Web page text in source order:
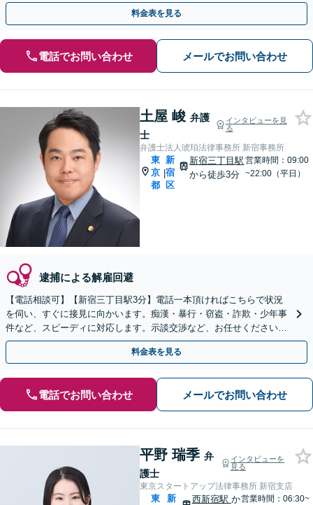
トします。【加害者側の相談専門】
料金表を見る
電話でお問い合わせ メールでお問い合わせ
土屋 峻 弁護
士
インタビューを見
る
弁護士法人琥珀法律事務所 新宿事務所
東
京
都
|
新
宿
区
新宿三丁目駅
から徒歩3分
営業時間：09:00
~22:00（平日）
逮捕による解雇回避
【電話相談可】【新宿三丁目駅3分】電話一本頂ければこちらで状況
を伺い、すぐに接見に向かいます。痴漢・暴行・窃盗・詐欺・少年事
件など、スピーディに対応します。示談交渉など、お任せください
【休日・夜間相談可】
料金表を見る
電話でお問い合わせ メールでお問い合わせ
平野 瑞季 弁
護士
インタビューを
見る
東京スタートアップ法律事務所 新宿支店
東
新
西新宿駅 か営業時間：06:30~